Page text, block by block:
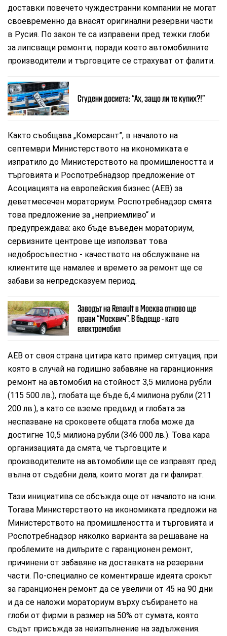
доставки повечето чуждестранни компании не могат
своевременно да внасят оригинални резервни части
в Русия. По закон те са изправени пред тежки глоби
за липсващи ремонти, поради което автомобилните
производители и търговците се страхуват от фалити.
Студени досиета: “Ах, защо ли те купих?!”
Както съобщава „Комерсант”, в началото на
септември Министерството на икономиката е
изпратило до Министерството на промишлеността и
търговията и Роспотребнадзор предложение от
Асоциацията на европейския бизнес (AEB) за
деветмесечен мораториум. Роспотребнадзор смята
това предложение за „неприемливо“ и
предупреждава: ако бъде въведен мораториум,
сервизните центрове ще използват това
недобросъвестно - качеството на обслужване на
клиентите ще намалее и времето за ремонт ще се
забави за непредсказуем период.
Заводът на Renault в Москва отново ще
прави “Москвич”. В бъдеще - като
електромобил
AEB от своя страна цитира като пример ситуация, при
която в случай на годишно забавяне на гаранционния
ремонт на автомобил на стойност 3,5 милиона рубли
(115 500 лв.), глобата ще бъде 6,4 милиона рубли (211
200 лв.), а като се вземе предвид и глобата за
неспазване на сроковете общата глоба може да
достигне 10,5 милиона рубли (346 000 лв.). Това кара
организацията да смята, че търговците и
производителите на автомобили ще се изправят пред
вълна от съдебни дела, които могат да ги фалират.
Тази инициатива се обсъжда още от началото на юни.
Тогава Министерството на икономиката предложи на
Министерството на промишлеността и търговията и
Роспотребнадзор няколко варианта за решаване на
проблемите на дилърите с гаранционен ремонт,
причинени от забавяне на доставката на резервни
части. По-специално се коментираше идеята срокът
за гаранционен ремонт да се увеличи от 45 на 90 дни
и да се наложи мораториум върху събирането на
глоби от фирми в размер на 50% от сумата, която
съдът присъжда за неизпълнение на задължения.